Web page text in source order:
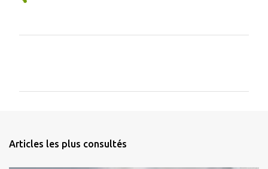
n
Articles les plus consultés